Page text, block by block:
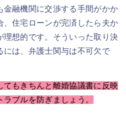
金融機関に交渉する手間がかか
、住宅ローンが完済したら夫か
理想的です。そういった取り決
には、弁護士関与は不可欠で
てもきちんと離婚協議書に反映
ブルを防ぎましょう。